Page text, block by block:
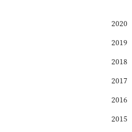
2020
2019
2018
2017
2016
2015